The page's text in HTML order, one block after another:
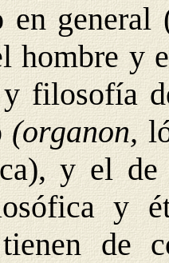
en
hombre y
y filosofía
(organon,
y el
y
tienen de